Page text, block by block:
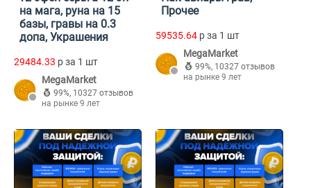
на мага, руна на 15
базы, гравы на 0.3
допа, Украшения
29484.33 p за 1 шт
MegaMarket
99%, 10327 отзывов
на рынке 9 лет
Прочее
59535.64 p за 1 шт
MegaMarket
99%, 10327 отзывов
на рынке 9 лет